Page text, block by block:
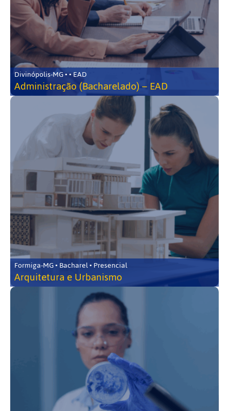
Divinópolis-MG • • EAD
Administração (Bacharelado) – EAD
Formiga-MG • Bacharel • Presencial
Arquitetura e Urbanismo